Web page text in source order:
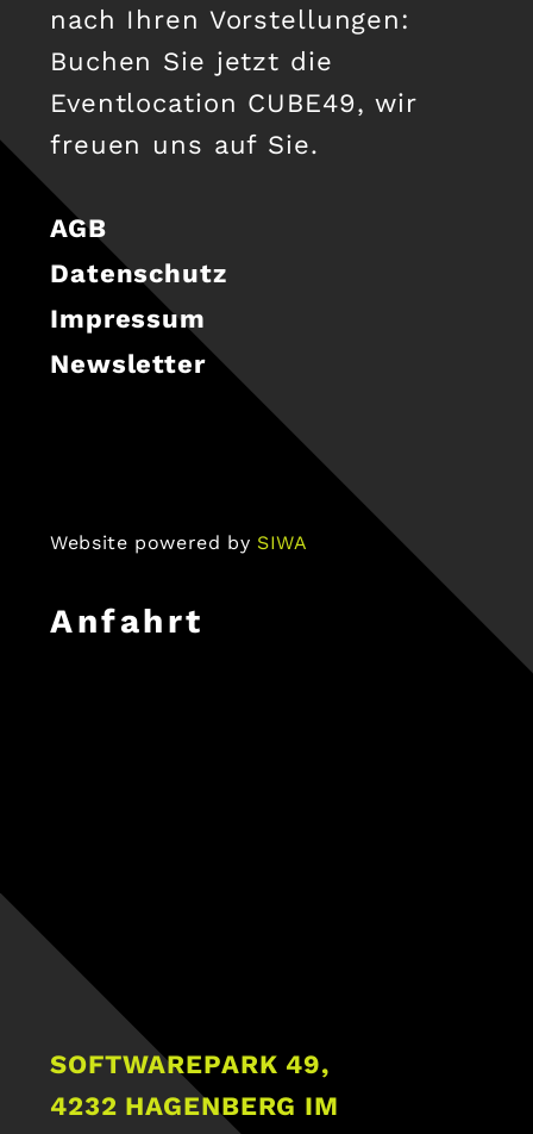
nach Ihren Vorstellungen:
Buchen Sie jetzt die
Eventlocation CUBE49, wir
freuen uns auf Sie.
AGB
Datenschutz
Impressum
Newsletter
Website powered by SIWA
Anfahrt
SOFTWAREPARK 49,
4232 HAGENBERG IM